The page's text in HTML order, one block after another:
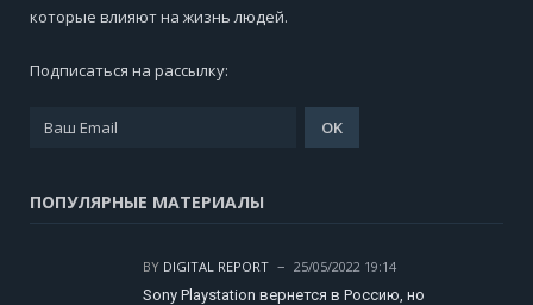
которые влияют на жизнь людей.
Подписаться на рассылку:
ПОПУЛЯРНЫЕ МАТЕРИАЛЫ
BY DIGITAL REPORT
25/05/2022 19:14
Sony Playstation вернется в Россию, но